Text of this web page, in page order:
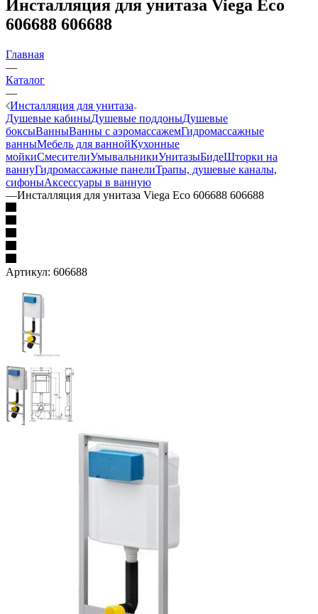
Инсталляция для унитаза Viega Eco
606688 606688
Главная
—
Каталог
—
Инсталляция для унитаза
Душевые кабиныДушевые поддоныДушевые
боксыВанныВанны с аэромассажемГидромассажные
ванныМебель для ваннойКухонные
мойкиСмесителиУмывальникиУнитазыБидеШторки на
ваннуГидромассажные панелиТрапы, душевые каналы,
сифоныАксессуары в ванную
—Инсталляция для унитаза Viega Eco 606688 606688
Артикул: 606688